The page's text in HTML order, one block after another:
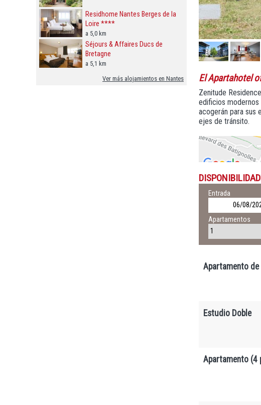
Residhome Nantes Berges de la
Loire ****
a 5,0 km
Séjours & Affaires Ducs de
Bretagne
a 5,1 km
Ver más alojamientos en Nantes
El Apartahotel
Zenitude
edificios modernos
acogerán para sus
ejes de tránsito.
Entrada
Apartamentos
Apartamento
Estudio Doble
Apartamento (4